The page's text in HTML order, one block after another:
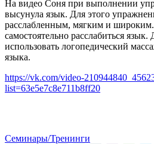
На видео Соня при выполнении
высунула язык. Для этого
расслабленным, мягким и
самостоятельно расслабиться
использовать логопедический
языка.
https://vk.com/video-
list=63e5e7c8e711b8ff20
Семинары/Тренинги